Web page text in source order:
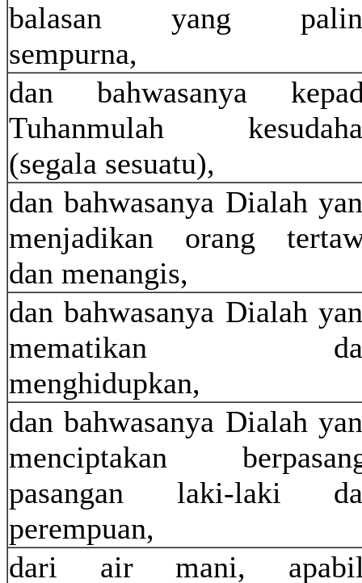
balasan yang
sempurna,
dan bahwasanya
Tuhanmulah
(segala sesuatu),
dan bahwasanya Dialah
menjadikan orang
dan menangis,
dan bahwasanya Dialah
mematikan
menghidupkan,
dan bahwasanya Dialah
menciptakan
pasangan laki-laki
perempuan,
dari air mani,